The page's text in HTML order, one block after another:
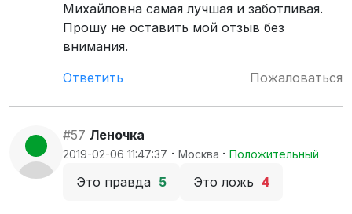
Михайловна самая лучшая и заботливая.
Прошу не оставить мой отзыв без
внимания.
Ответить
Пожаловаться
#57 Леночка
2019-02-06 11:47:37 · Москва · Положительный
Это правда 5 Это ложь 4